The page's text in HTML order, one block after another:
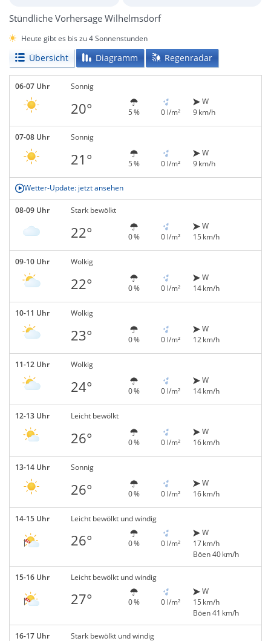
Stündliche Vorhersage Wilhelmsdorf
Heute gibt es bis zu 4 Sonnenstunden
Übersicht Diagramm Regenradar
06-07 Uhr Sonnig
20° 5 % 0 l/m²
W
9 km/h
07-08 Uhr Sonnig
21° 5 % 0 l/m²
W
9 km/h
Wetter-Update: jetzt ansehen
08-09 Uhr Stark bewölkt
22° 0 % 0 l/m²
W
15 km/h
09-10 Uhr Wolkig
22° 0 % 0 l/m²
W
14 km/h
10-11 Uhr Wolkig
23° 0 % 0 l/m²
W
12 km/h
11-12 Uhr Wolkig
24° 0 % 0 l/m²
W
14 km/h
12-13 Uhr Leicht bewölkt
26° 0 % 0 l/m²
W
16 km/h
13-14 Uhr Sonnig
26° 0 % 0 l/m²
W
16 km/h
14-15 Uhr Leicht bewölkt und windig
26° 0 % 0 l/m²
W
17 km/h
Böen 40 km/h
15-16 Uhr Leicht bewölkt und windig
27° 0 % 0 l/m²
W
15 km/h
Böen 41 km/h
16-17 Uhr Stark bewölkt und windig